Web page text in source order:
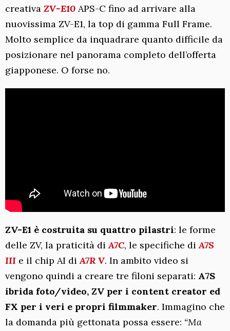
creativa ZV-E10 APS-C fino ad arrivare alla
nuovissima ZV-E1, la top di gamma Full Frame.
Molto semplice da inquadrare quanto difficile da
posizionare nel panorama completo dell’offerta
giapponese. O forse no.
ZV-E1 è costruita su quattro pilastri: le forme
delle ZV, la praticità diA7C, le specifiche diA7S
III e il chip AI diA7R V. In ambito video si
vengono quindi a creare tre filoni separati: A7S
ibrida foto/video, ZV per i content creator ed
FX per i veri e propri filmmaker. Immagino che
la domanda più gettonata possa essere: “Ma